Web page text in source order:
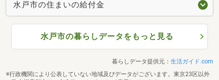
水戸市の住まいの給付金
水戸市の暮らしデータをもっと見る
暮らしデータ提供元： 生活ガイド.com
※行政機関により公表していない地域及びデータがございます。東京23区以外